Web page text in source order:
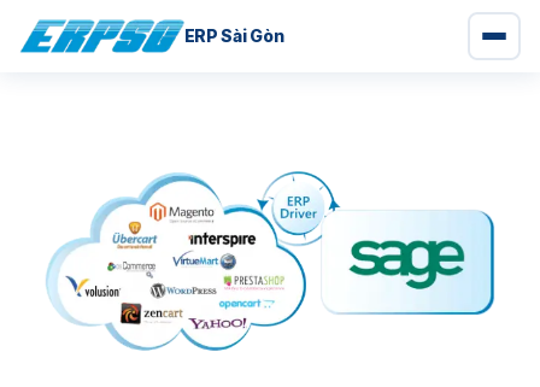
ERP Sài Gòn